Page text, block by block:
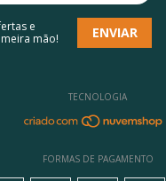
e
mão!
TECNOLOGIA
FORMAS DE PAGAMENTO